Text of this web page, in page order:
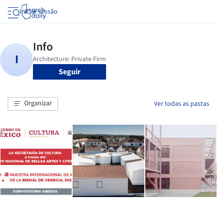
Iniciar sessão
Seguir
Organizar Ver todas as pastas